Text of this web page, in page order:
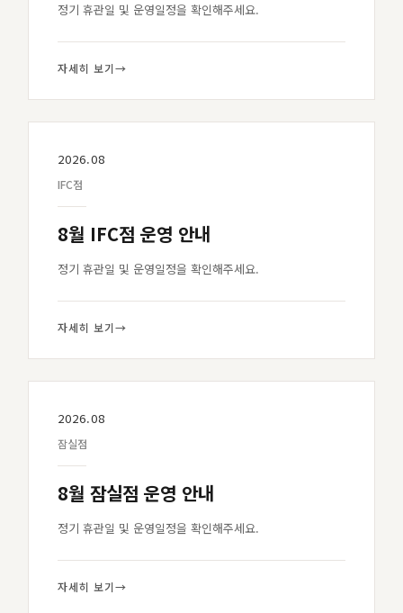
정기 휴관일 및 운영일정을 확인해주세요.
자세히 보기→
2026.08
IFC점
8월 IFC점 운영 안내
정기 휴관일 및 운영일정을 확인해주세요.
자세히 보기→
2026.08
잠실점
8월 잠실점 운영 안내
정기 휴관일 및 운영일정을 확인해주세요.
자세히 보기→